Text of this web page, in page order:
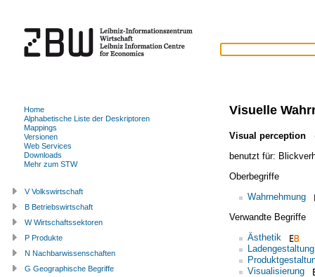
Visuelle
Visual perception
benutzt für:
Oberbegriffe
Wahrnehmung
Verwandte Begriffe
Ästhetik
Ladengestaltung
Visualisierung
Home
Alphabetische Liste der Deskriptoren
Mappings
Versionen
Web Services
Downloads
Mehr zum STW
V Volkswirtschaft
B Betriebswirtschaft
W Wirtschaftssektoren
P Produkte
N Nachbarwissenschaften
G Geographische Begriffe